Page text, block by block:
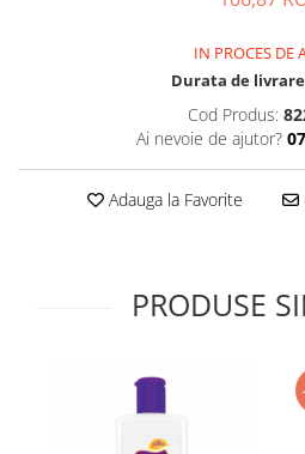
Supliment Vitamina D3
Tuse gat si respiratie
IN PROCES DE
Durata de
Cod Produs:
Ai nevoie de ajutor?
Adauga la Favorite
PRODUSE